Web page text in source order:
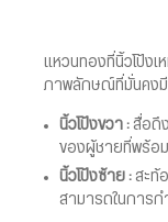
แหวนทองที่นิ้วโป้งเ
ภาพลักษณ์ที่มั่นคง
นิ้วโป้งขวา : สื่อถึ
ของผู้ชายที่พร้อม
นิ้วโป้งซ้าย : สะท้
สามารถในการก